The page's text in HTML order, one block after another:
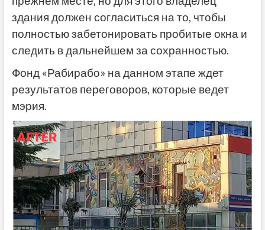
здания должен согласиться на то, чтобы
полностью забетонировать пробитые окна и
следить в дальнейшем за сохранностью.
Фонд «Рабирабо» на данном этапе ждет
результатов переговоров, которые ведет
мэрия.